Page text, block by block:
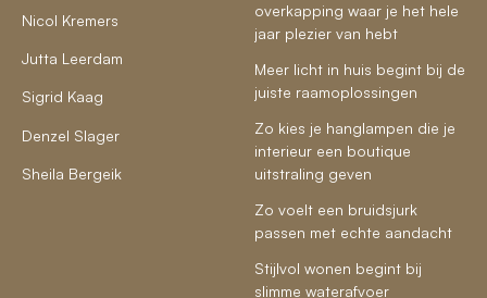
Nicol Kremers
Jutta Leerdam
Sigrid Kaag
Denzel Slager
Sheila Bergeik
overkapping waar je het hele
jaar plezier van hebt
Meer licht in huis begint bij de
juiste raamoplossingen
Zo kies je hanglampen die je
interieur een boutique
uitstraling geven
Zo voelt een bruidsjurk
passen met echte aandacht
Stijlvol wonen begint bij
slimme waterafvoer